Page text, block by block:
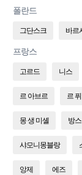
폴란드
그단스크 바르
프랑스
고르드 니스
르 아브르 르
몽 생 미셸 방스
샤모니몽블랑
앙제 에즈